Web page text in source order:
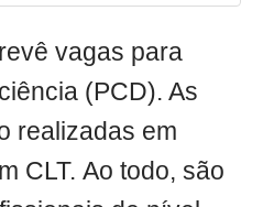
vagas para
(PCD). As
realizadas em
CLT. Ao todo, são